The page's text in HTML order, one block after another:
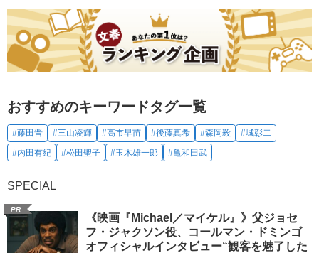
おすすめのキーワードタグ一覧
#藤田晋 #三山凌輝 #高市早苗 #後藤真希 #森岡毅
#城彰二
#内田有紀
#松田聖子 #玉木雄一郎 #亀和田武
SPECIAL
PR
《映画『Michael／マイケル』》父ジョセ
フ・ジャクソン役、コールマン・ドミンゴ
オフィシャルインタビュー“観客を魅了した